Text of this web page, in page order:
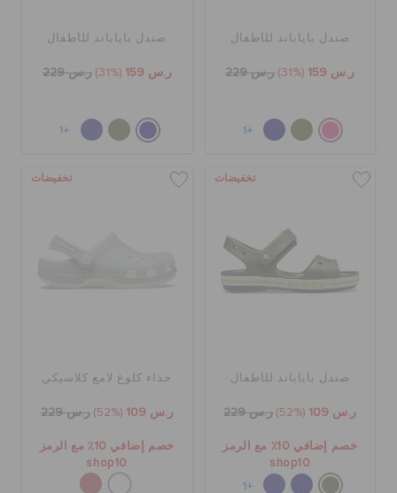
صندل باياباند للأطفال
ر.س 159 (31%) ر.س 229
+1
صندل باياباند للأطفال
ر.س 159 (31%) ر.س 229
+1
تخفيضات
صندل باياباند للأطفال
ر.س 109 (52%) ر.س 229
خصم إضافي 10٪ مع الرمز
shop10
+1
تخفيضات
حذاء كلوغ لامع كلاسيكي
ر.س 109 (52%) ر.س 229
خصم إضافي 10٪ مع الرمز
shop10